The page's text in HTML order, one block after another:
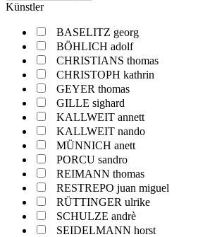
Künstler
BASELITZ georg
BÖHLICH adolf
CHRISTIANS thomas
CHRISTOPH kathrin
GEYER thomas
GILLE sighard
KALLWEIT annett
KALLWEIT nando
MÜNNICH anett
PORCU sandro
REIMANN thomas
RESTREPO juan miguel
RÜTTINGER ulrike
SCHULZE andrè
SEIDELMANN horst